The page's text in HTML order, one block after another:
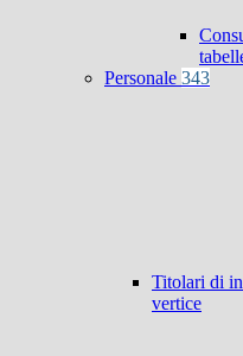
Personale 343
Titolari di
vertice